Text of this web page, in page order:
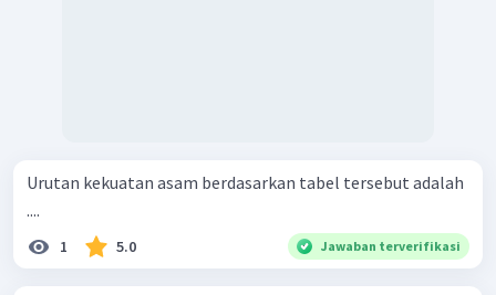
Urutan kekuatan asam berdasarkan tabel tersebut adalah
....
1 5.0 Jawaban terverifikasi